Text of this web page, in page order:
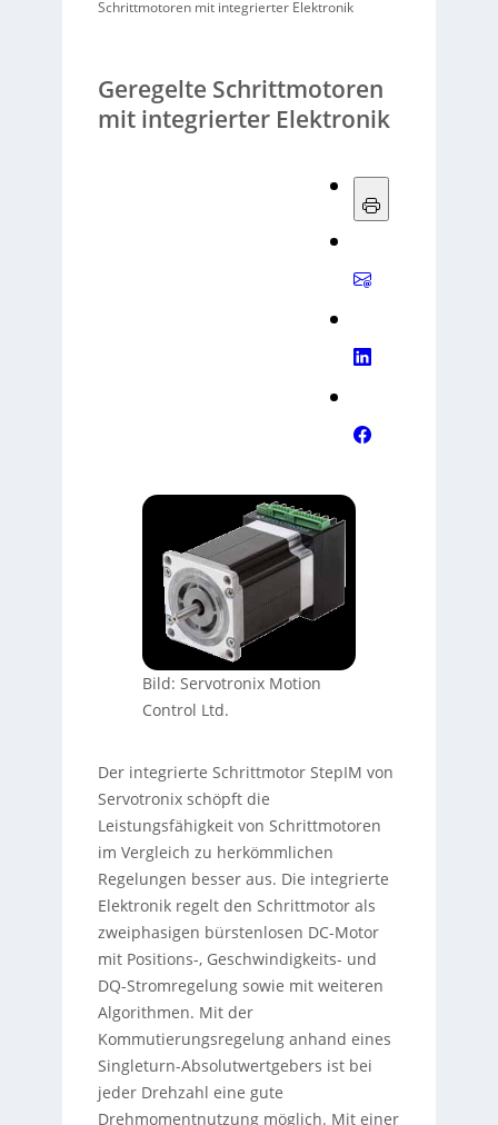
Schrittmotoren mit integrierter Elektronik
Geregelte Schrittmotoren
mit integrierter Elektronik
Bild: Servotronix Motion
Control Ltd.
Der integrierte Schrittmotor StepIM von
Servotronix schöpft die
Leistungsfähigkeit von Schrittmotoren
im Vergleich zu herkömmlichen
Regelungen besser aus. Die integrierte
Elektronik regelt den Schrittmotor als
zweiphasigen bürstenlosen DC-Motor
mit Positions-, Geschwindigkeits- und
DQ-Stromregelung sowie mit weiteren
Algorithmen. Mit der
Kommutierungsregelung anhand eines
Singleturn-Absolutwertgebers ist bei
jeder Drehzahl eine gute
Drehmomentnutzung möglich. Mit einer